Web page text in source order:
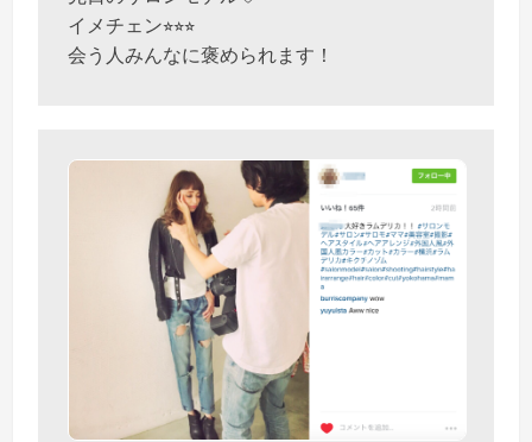
イメチェン⭐︎⭐︎⭐︎
会う人みんなに褒められます！